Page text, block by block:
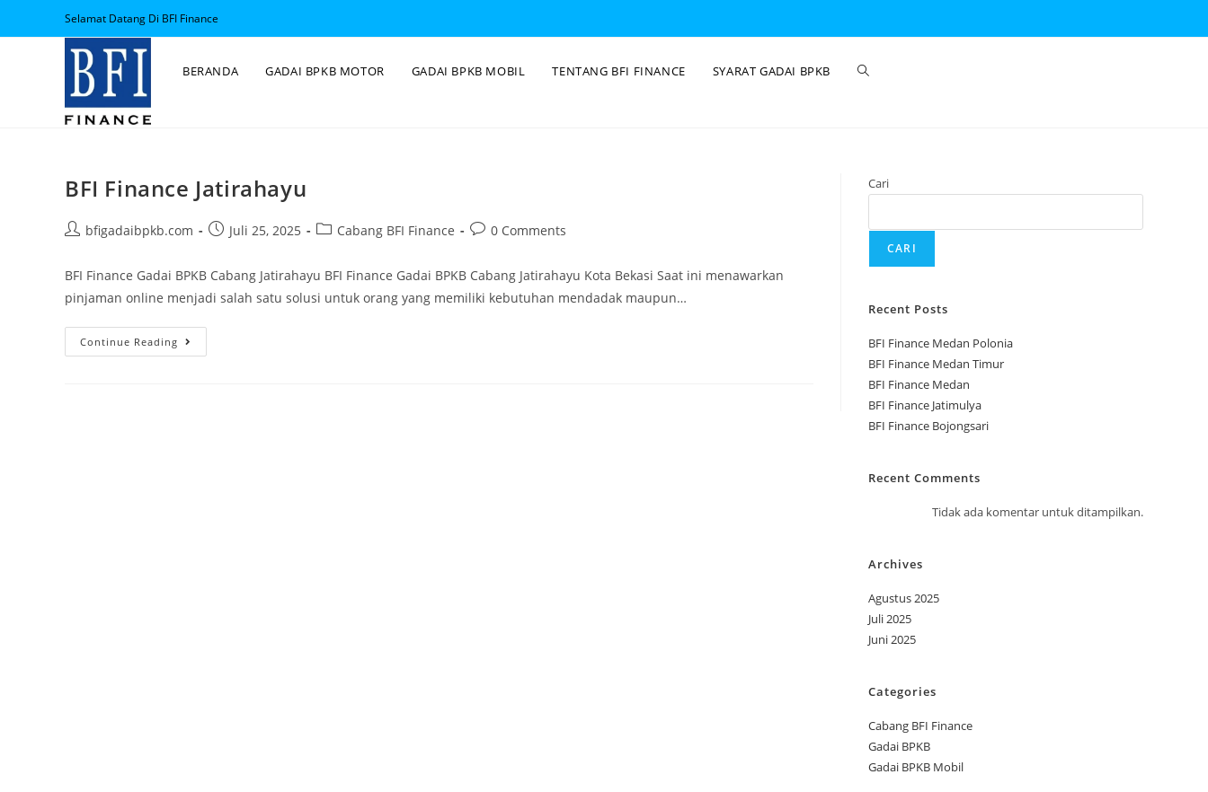
Selamat Datang Di BFI Finance
BERANDA GADAI BPKB MOTOR GADAI BPKB MOBIL TENTANG BFI FINANCE SYARAT GADAI BPKB
BFI Finance Jatirahayu
bfigadaibpkb.com Juli 25, 2025 Cabang BFI Finance 0 Comments
BFI Finance Gadai BPKB Cabang Jatirahayu BFI Finance Gadai BPKB Cabang Jatirahayu Kota Bekasi Saat ini menawarkan
pinjaman online menjadi salah satu solusi untuk orang yang memiliki kebutuhan mendadak maupun…
Continue Reading
Cari
CARI
Recent Posts
BFI Finance Medan Polonia
BFI Finance Medan Timur
BFI Finance Medan
BFI Finance Jatimulya
BFI Finance Bojongsari
Recent Comments
Tidak ada komentar untuk ditampilkan.
Archives
Agustus 2025
Juli 2025
Juni 2025
Categories
Cabang BFI Finance
Gadai BPKB
Gadai BPKB Mobil